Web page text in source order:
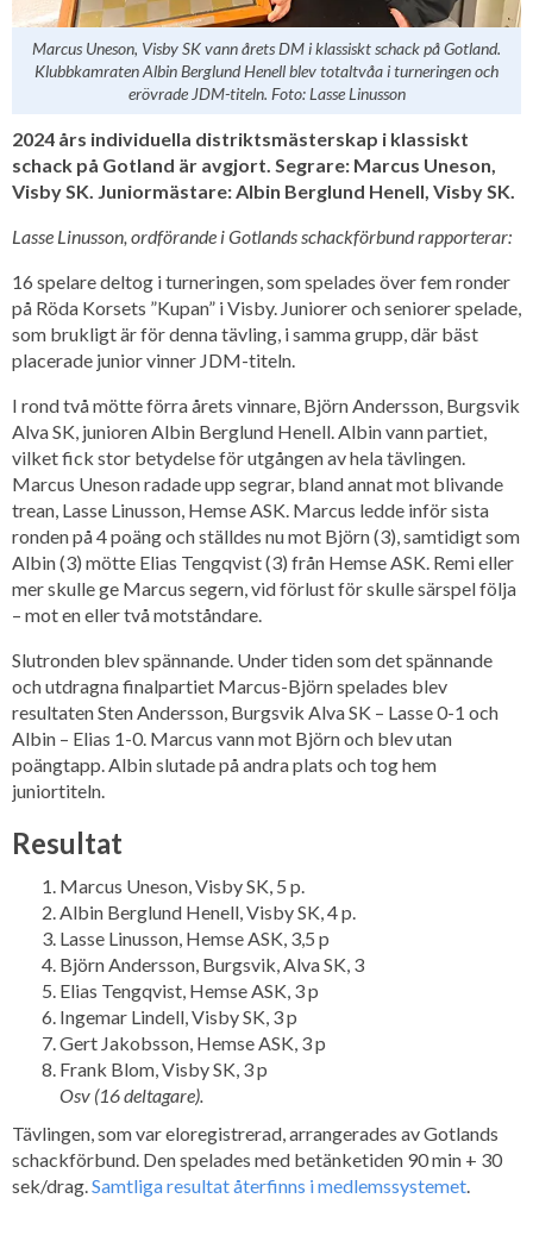
Marcus Uneson, Visby SK vann årets DM i klassiskt schack på Gotland.
Klubbkamraten Albin Berglund Henell blev totaltvåa i turneringen och
erövrade JDM-titeln. Foto: Lasse Linusson
2024 års individuella distriktsmästerskap i klassiskt
schack på Gotland är avgjort. Segrare: Marcus Uneson,
Visby SK. Juniormästare: Albin Berglund Henell, Visby SK.
Lasse Linusson, ordförande i Gotlands schackförbund rapporterar:
16 spelare deltog i turneringen, som spelades över fem ronder
på Röda Korsets ”Kupan” i Visby. Juniorer och seniorer spelade,
som brukligt är för denna tävling, i samma grupp, där bäst
placerade junior vinner JDM-titeln.
I rond två mötte förra årets vinnare, Björn Andersson, Burgsvik
Alva SK, junioren Albin Berglund Henell. Albin vann partiet,
vilket fick stor betydelse för utgången av hela tävlingen.
Marcus Uneson radade upp segrar, bland annat mot blivande
trean, Lasse Linusson, Hemse ASK. Marcus ledde inför sista
ronden på 4 poäng och ställdes nu mot Björn (3), samtidigt som
Albin (3) mötte Elias Tengqvist (3) från Hemse ASK. Remi eller
mer skulle ge Marcus segern, vid förlust för skulle särspel följa
– mot en eller två motståndare.
Slutronden blev spännande. Under tiden som det spännande
och utdragna finalpartiet Marcus-Björn spelades blev
resultaten Sten Andersson, Burgsvik Alva SK – Lasse 0-1 och
Albin – Elias 1-0. Marcus vann mot Björn och blev utan
poängtapp. Albin slutade på andra plats och tog hem
juniortiteln.
Resultat
Marcus Uneson, Visby SK, 5 p.
Albin Berglund Henell, Visby SK, 4 p.
Lasse Linusson, Hemse ASK, 3,5 p
Björn Andersson, Burgsvik, Alva SK, 3
Elias Tengqvist, Hemse ASK, 3 p
Ingemar Lindell, Visby SK, 3 p
Gert Jakobsson, Hemse ASK, 3 p
Frank Blom, Visby SK, 3 p
Osv (16 deltagare).
Tävlingen, som var eloregistrerad, arrangerades av Gotlands
schackförbund. Den spelades med betänketiden 90 min + 30
sek/drag.Samtliga resultat återfinns i medlemssystemet.